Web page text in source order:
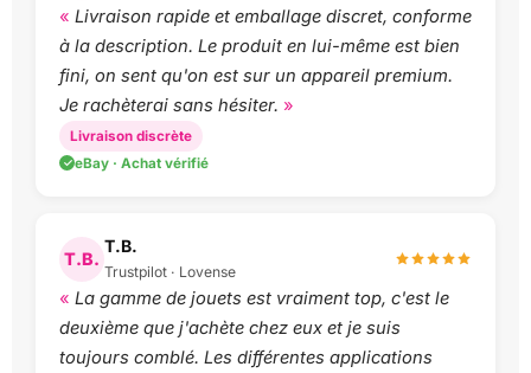
Livraison rapide et emballage discret, conforme
à la description. Le produit en lui-même est bien
fini, on sent qu'on est sur un appareil premium.
Je rachèterai sans hésiter.
Livraison discrète
eBay · Achat vérifié
T.B.
T.B.
Trustpilot · Lovense
La gamme de jouets est vraiment top, c'est le
deuxième que j'achète chez eux et je suis
toujours comblé. Les différentes applications